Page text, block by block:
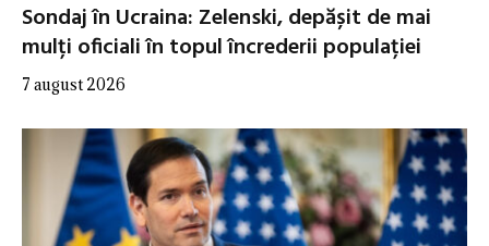
Sondaj în Ucraina: Zelenski, depășit de mai
mulți oficiali în topul încrederii populației
7 august 2026